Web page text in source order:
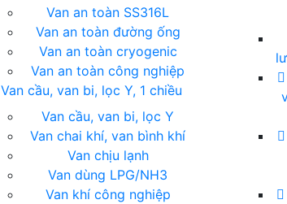
Van an toàn SS316L
Van an toàn đường ống
Van an toàn cryogenic
Van an toàn công nghiệp
Van cầu, van bi, lọc Y, 1 chiều
Van cầu, van bi, lọc Y
Van chai khí, van bình khí
Van chịu lạnh
Van dùng LPG/NH3
Van khí công nghiệp